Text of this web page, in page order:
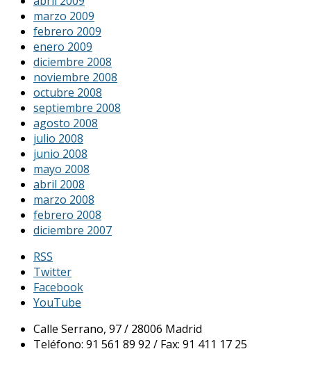
marzo 2009
febrero 2009
enero 2009
diciembre 2008
noviembre 2008
octubre 2008
septiembre 2008
agosto 2008
julio 2008
junio 2008
mayo 2008
abril 2008
marzo 2008
febrero 2008
diciembre 2007
RSS
Twitter
Facebook
YouTube
Calle Serrano, 97 / 28006 Madrid
Teléfono: 91 561 89 92 / Fax: 91 411 17 25